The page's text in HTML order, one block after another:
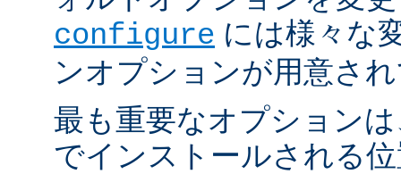
configure には様々な
ンオプションが用意さ
最も重要なオプション
でインストールされる